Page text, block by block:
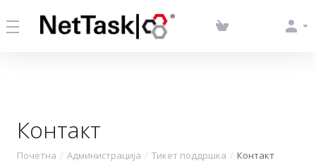
Контакт
Почетна Администрација Тикет поддршка Контакт